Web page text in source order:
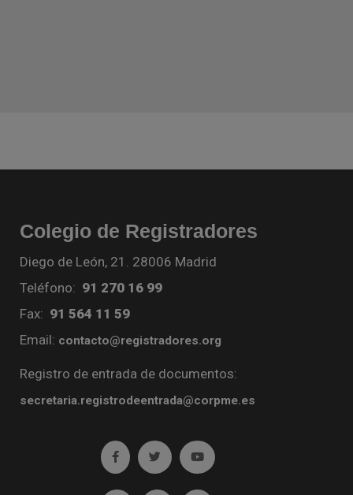
Colegio de Registradores
Diego de León, 21. 28006 Madrid
Teléfono: 91 270 16 99
Fax: 91 564 11 59
Email: contacto@registradores.org
Registro de entrada de documentos:
secretaria.registrodeentrada@corpme.es
Ir a facebook (abre en ventana nueva)
Ir a twitter (abre en ventana nueva)
Ir a YouTube (abre en